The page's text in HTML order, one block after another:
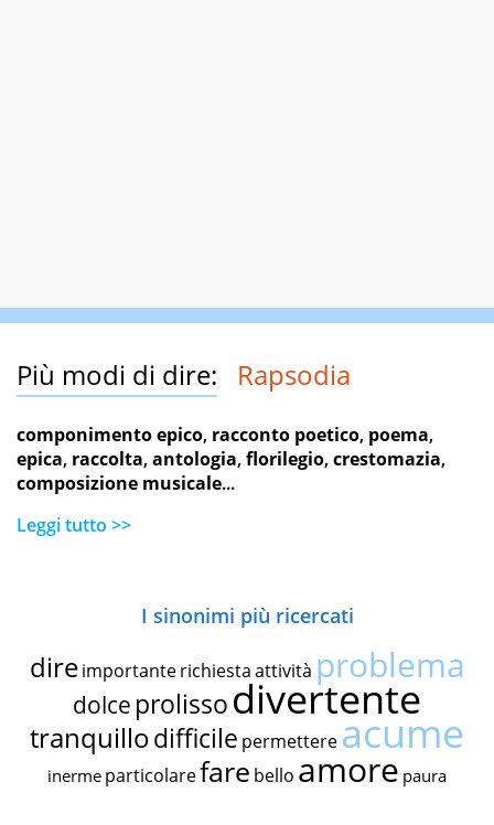
Più modi di dire: Rapsodia
componimento epico, racconto poetico, poema,
epica, raccolta,antologia,florilegio,crestomazia,
composizione musicale...
Leggi tutto >>
I sinonimi più ricercati
dire importante richiestaattività problema
dolce prolissodivertente
tranquillodifficile permettereacume
inerme particolarefare bello amore paura